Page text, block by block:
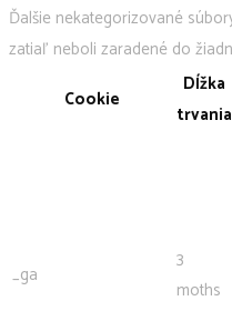
Ďalšie nekategorizované
zatiaľ neboli zaradené do
Cookie
Dĺžka
trvania
_ga
3
moths